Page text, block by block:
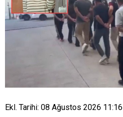
Ekl. Tarihi: 08 Ağustos 2026 11:16